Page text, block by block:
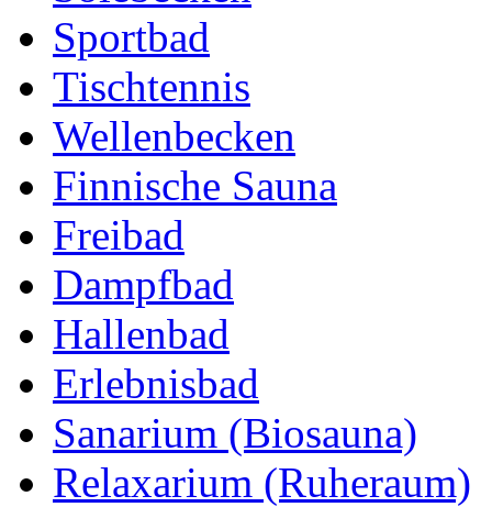
Sportbad
Tischtennis
Wellenbecken
Finnische Sauna
Freibad
Dampfbad
Hallenbad
Erlebnisbad
Sanarium (Biosauna)
Relaxarium (Ruheraum)